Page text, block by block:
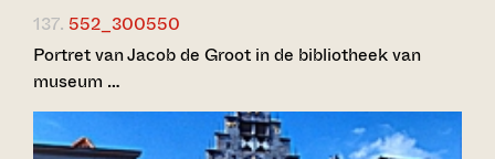
137. 552_300550
Portret van Jacob de Groot in de bibliotheek van
museum …